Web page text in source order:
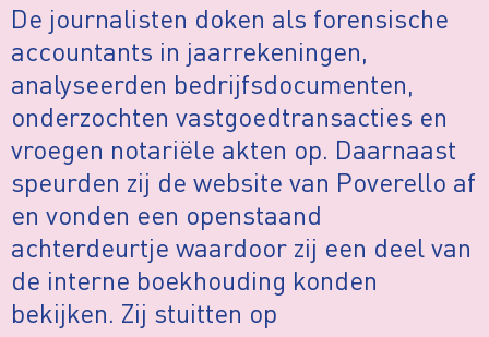
De journalisten doken als forensische
accountants in jaarrekeningen,
analyseerden bedrijfsdocumenten,
onderzochten vastgoedtransacties en
vroegen notariële akten op. Daarnaast
speurden zij de website van Poverello af
en vonden een openstaand
achterdeurtje waardoor zij een deel van
de interne boekhouding konden
bekijken. Zij stuitten op